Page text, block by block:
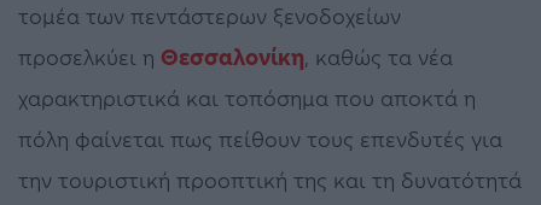
τομέα των πεντάστερων ξενοδοχείων
προσελκύει η Θεσσαλονίκη, καθώς τα νέα
χαρακτηριστικά και τοπόσημα που αποκτά η
πόλη φαίνεται πως πείθουν τους επενδυτές για
την τουριστική προοπτική της και τη δυνατότητά